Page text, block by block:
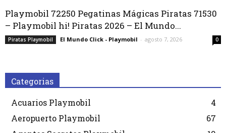
Playmobil 72250 Pegatinas Mágicas Piratas 71530
– Playmobil hi! Piratas 2026 – El Mundo...
Piratas Playmobil El Mundo Click - Playmobil - agosto 7, 2026 0
Categorias
Acuarios Playmobil
4
Aeropuerto Playmobil
67